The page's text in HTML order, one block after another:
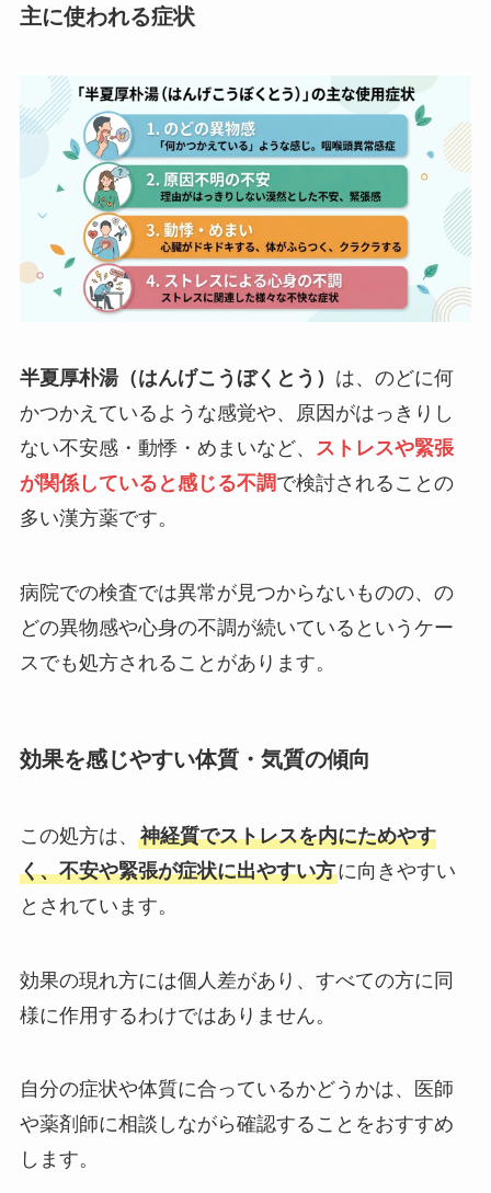
主に使われる症状
半夏厚朴湯（はんげこうぼくとう） は、のどに何
かつかえているような感覚や、原因がはっきりし
ない不安感・動悸・めまいなど、 ストレスや緊張
が関係していると感じる不調で検討されることの
多い漢方薬です。
病院での検査では異常が見つからないものの、の
どの異物感や心身の不調が続いているというケー
スでも処方されることがあります。
効果を感じやすい体質・気質の傾向
この処方は、 神経質でストレスを内にためやす
く、不安や緊張が症状に出やすい方に向きやすい
とされています。
効果の現れ方には個人差があり、すべての方に同
様に作用するわけではありません。
自分の症状や体質に合っているかどうかは、医師
や薬剤師に相談しながら確認することをおすすめ
します。